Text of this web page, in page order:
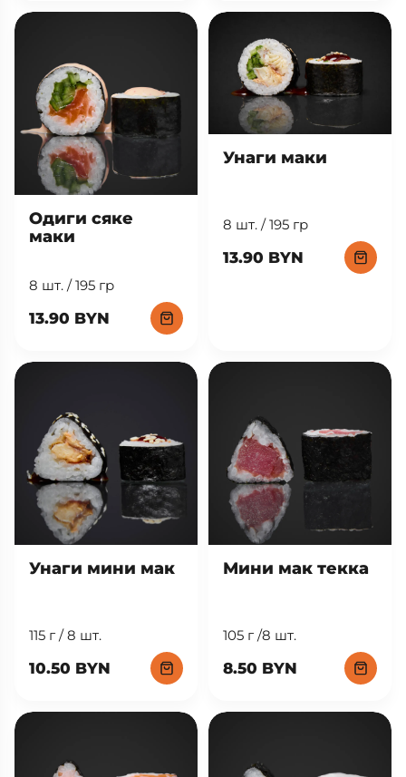
Одиги сяке
маки
8 шт. / 195 гр
13.90 BYN
Унаги маки
8 шт. / 195 гр
13.90 BYN
Унаги мини мак
115 г / 8 шт.
10.50 BYN
Мини мак текка
105 г /8 шт.
8.50 BYN